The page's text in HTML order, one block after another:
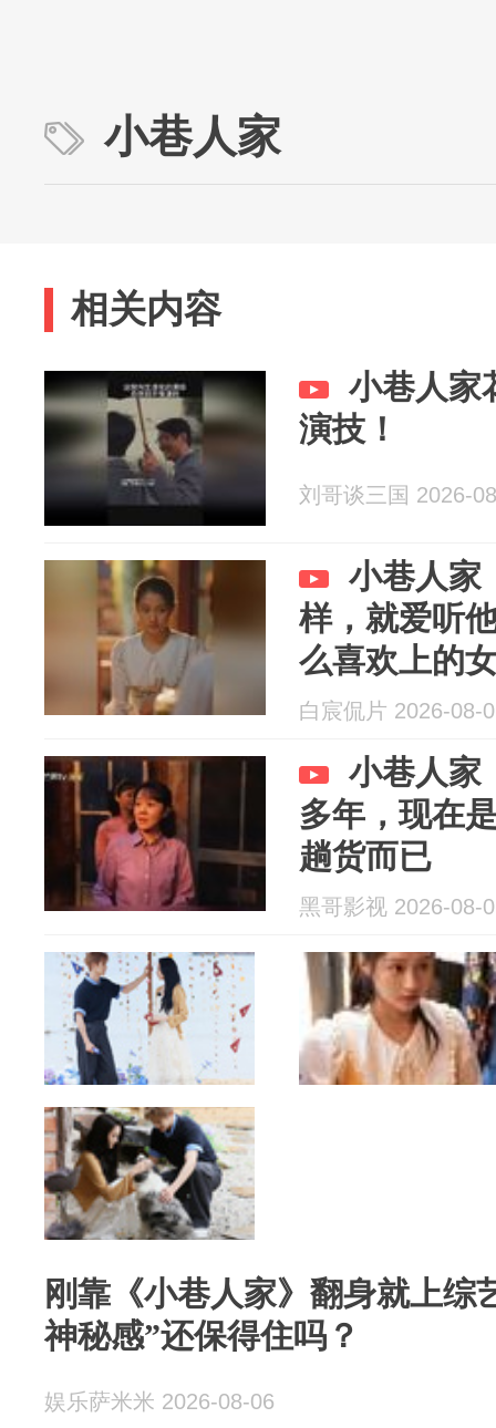
小巷人家
相关内容
小巷人家
演技！
刘哥谈三国 2026-
小巷人家
样，就爱听
么喜欢上的
白宸侃片 2026-08-
小巷人家
多年，现在
趟货而已
黑哥影视 2026-08-
刚靠《小巷人家》翻身就上综
神秘感”还保得住吗？
娱乐萨米米 2026-08-06